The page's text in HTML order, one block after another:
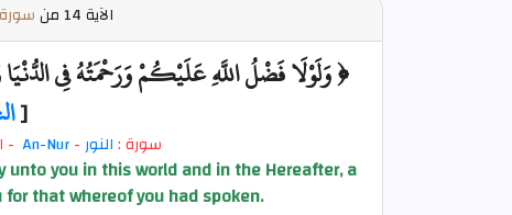
الآية
﴿ وَلَوْلَا فَضْلُ اللَّهِ عَلَيْكُمْ وَرَحْمَتُهُ فِي
[
سورة :النور-
An-Nur
-
unto you in this world and in the Hereafter, a
that whereof you had spoken.